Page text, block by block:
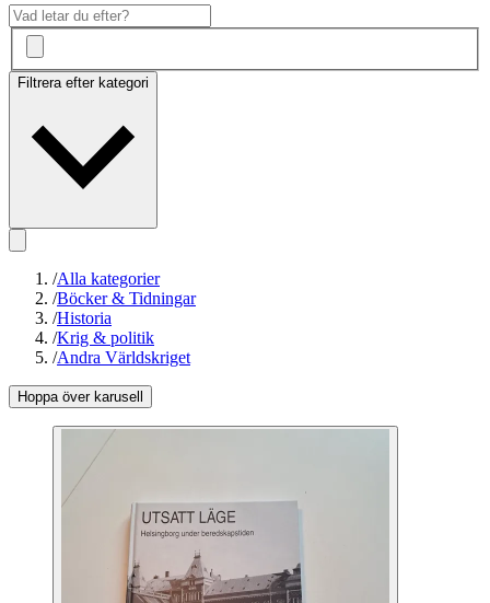
Filtrera efter kategori
/Alla kategorier
/Böcker & Tidningar
/Historia
/Krig & politik
/Andra Världskriget
Hoppa över karusell